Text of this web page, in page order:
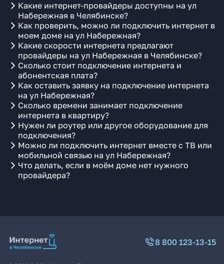
Какие интернет-провайдеры доступны на ул
Набережная в Челябинске?
Как проверить, можно ли подключить интернет в
моем доме на ул Набережная?
Какие скорости интернета предлагают
провайдеры на ул Набережная в Челябинске?
Сколько стоит подключение интернета и
абонентская плата?
Как оставить заявку на подключение интернета
на ул Набережная?
Сколько времени занимает подключение
интернета в квартиру?
Нужен ли роутер или другое оборудование для
подключения?
Можно ли подключить интернет вместе с ТВ или
мобильной связью на ул Набережная?
Что делать, если в моём доме нет нужного
провайдера?
8 800 123-13-15